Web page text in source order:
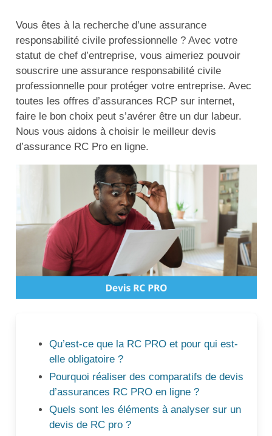
Vous êtes à la recherche d’une assurance
responsabilité civile professionnelle ? Avec votre
statut de chef d’entreprise, vous aimeriez pouvoir
souscrire une assurance responsabilité civile
professionnelle pour protéger votre entreprise. Avec
toutes les offres d’assurances RCP sur internet,
faire le bon choix peut s’avérer être un dur labeur.
Nous vous aidons à choisir le meilleur devis
d’assurance RC Pro en ligne.
Qu’est-ce que la RC PRO et pour qui est-
elle obligatoire ?
Pourquoi réaliser des comparatifs de devis
d’assurances RC PRO en ligne ?
Quels sont les éléments à analyser sur un
devis de RC pro ?